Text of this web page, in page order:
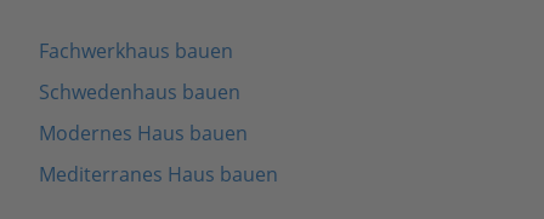
Fachwerkhaus bauen
Schwedenhaus bauen
Modernes Haus bauen
Mediterranes Haus bauen